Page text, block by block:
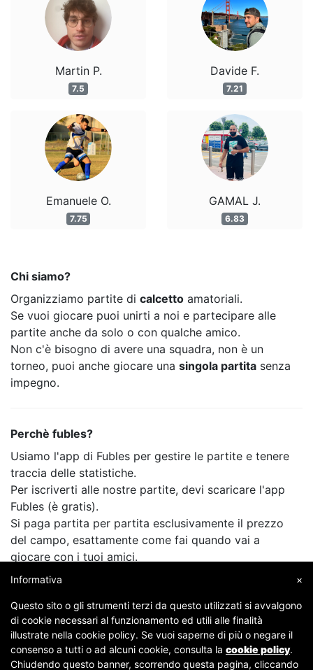
Martin P.
7.5
Emanuele O.
7.75
Davide F.
7.21
GAMAL J.
6.83
Chi siamo?
Organizziamo partite di calcetto amatoriali.
Se vuoi giocare puoi unirti a noi e partecipare alle
partite anche da solo o con qualche amico.
Non c'è bisogno di avere una squadra, non è un
torneo, puoi anche giocare una singola partita senza
impegno.
Perchè fubles?
Usiamo l'app di Fubles per gestire le partite e tenere
traccia delle statistiche.
Per iscriverti alle nostre partite, devi scaricare l'app
Fubles (è gratis).
Si paga partita per partita esclusivamente il prezzo
del campo, esattamente come fai quando vai a
giocare con i tuoi amici.
×
Informativa
Questo sito o gli strumenti terzi da questo utilizzati si avvalgono
di cookie necessari al funzionamento ed utili alle finalità
illustrate nella cookie policy. Se vuoi saperne di più o negare il
consenso a tutti o ad alcuni cookie, consulta la cookie policy.
Chiudendo questo banner, scorrendo questa pagina, cliccando